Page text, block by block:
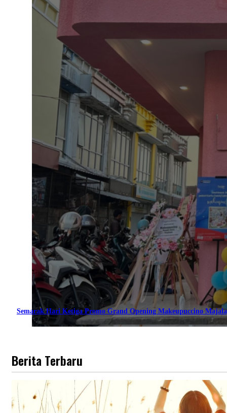
Semarak Hari Ketiga Promo Grand Opening Makeupuccino
Berita Terbaru